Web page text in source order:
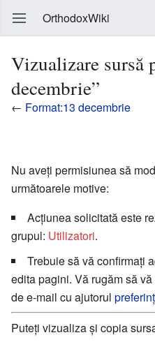
OrthodoxWiki
Vizualizare sursă
decembrie”
← Format:13 decembrie
Nu aveți permisiunea să
următoarele motive:
Acțiunea solicitată este
grupul: Utilizatori.
Trebuie să vă confirmați
edita pagini. Vă rugăm să
de e-mail cu ajutorul
Puteți vizualiza și copia